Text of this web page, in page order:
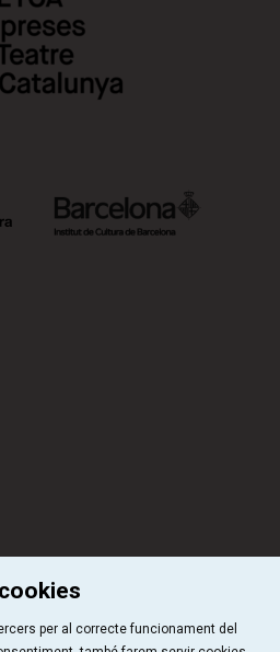
per al correcte funcionament del